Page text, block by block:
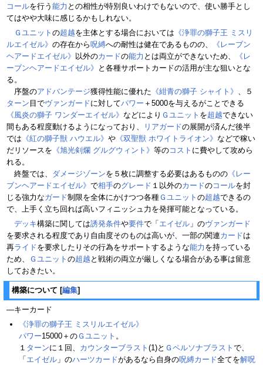
コールを行う 能力 との相性が特別良いわけでもないので、使い勝手とし
てはやや大味に感じるかもしれない。
Ｇユニット の超越を主体とする場合においては 《浄罪の獅子王 ミスリ
ルエイゼル》 の存在から呪縛への耐性は健在であるものの、
《レーブン
ヘアードエイゼル》 以外のカードの能力 とは両立ができないため、
《レ
ーブンヘアードエイゼル》 と各種サポートカードの活用が主な狙いとな
る。
序盤のアドバンテージ獲得性能に優れた 《紺青の獅子 シャイト》 、５
ターン 目でヴァンガードに対してパワー ＋5000を与えるがことできる
《風炎の獅子 ワンダーエイゼル》 などにより Ｇユニット を超越できない
間もある程度動けるようになっており、
リアガードの展開が済んだ後半
では 《紅の獅子獣 ハウエル》 や 《双聖獣 ホワイトライオン》 などで稼い
だリソースを 《旭光剣爛 グルグウィント》 等のコスト に費やして攻めら
れる。
終盤では、 ダメージゾーンを５枚に調整する必要はあるものの 《レー
ブンヘアードエイゼル》 で相手のグレード １以外のカードのコールを封
じる強力なガード制限を全体にかけつつ各種 Ｇユニット の超越できるの
で、上手く立ち回れば高いフィニッシュ力を発揮可能となっている。
デッキ構築に関しては誘発条件や要件で「 エイゼル 」のヴァンガード
を要求される程度であり自由度そのものは高いが、一部の関連カードは
再ライドを要求したりその行為をサポートするような能力 を持っている
ため、
Ｇユニット の超越 と戦術の両立が厳しくなる場合がある事は留意
しておきたい。
構築について [編集]
―キーカード
《浄罪の獅子王 ミスリルエイゼル》
パワー15000＋の Ｇユニット 。
１ ターンに１回、 カウンターブラスト (1)と Ｇペルソナブラスト で、
「 エイゼル 」のハーツカードがあるなら自身の呪縛カード全てを解呪